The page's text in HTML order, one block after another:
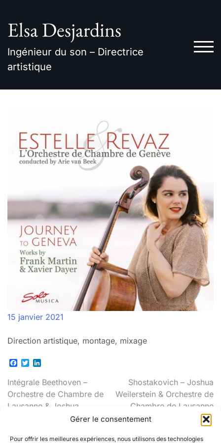
Gérer le consentement
Pour offrir les meilleures expériences, nous utilisons des technologies
content
Elsa Desjardins
Ingénieur du son – Directrice
artistique
15 janvier 2021
Direction artistique, montage, mixage
Facebook
Twitter
Navigation
de
Intégrale Beethoven –
Orchestre de Chambre de
Lausanne & Joshua
Shostakovich – Joshua
Weilerstein & Orchestre de
Chambre de Lausanne